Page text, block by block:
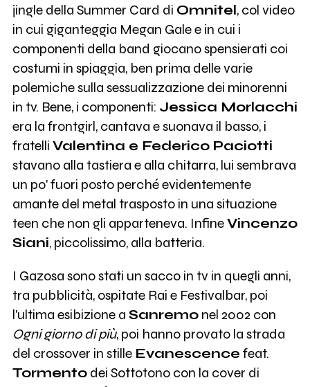
jingle della Summer Card di Omnitel, col video
in cui giganteggia Megan Gale e in cui i
componenti della band giocano spensierati coi
costumi in spiaggia, ben prima delle varie
polemiche sulla sessualizzazione dei minorenni
in tv. Bene, i componenti: Jessica Morlacchi
era la frontgirl, cantava e suonava il basso, i
fratelli Valentina e Federico Paciotti
stavano alla tastiera e alla chitarra, lui sembrava
un po' fuori posto perché evidentemente
amante del metal trasposto in una situazione
teen che non gli apparteneva. InfineVincenzo
Siani, piccolissimo, alla batteria.
I Gazosa sono stati un sacco in tv in quegli anni,
tra pubblicità, ospitate Rai e Festivalbar, poi
l'ultima esibizione a Sanremonel 2002 con
Ogni giorno di più, poi hanno provato la strada
del crossover in stille Evanescence feat.
Tormentodei Sottotono con la cover di